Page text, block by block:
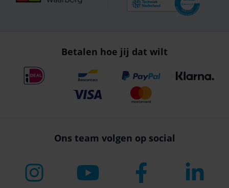
Betalen hoe jij dat wilt
Ons team volgen op social